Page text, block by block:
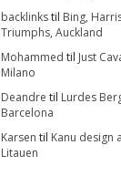
backlinkstil Bing,
Triumphs, Auckland
Mohammed til Just
Milano
Deandre til Lurdes
Barcelona
Karsen til Kanu design
Litauen